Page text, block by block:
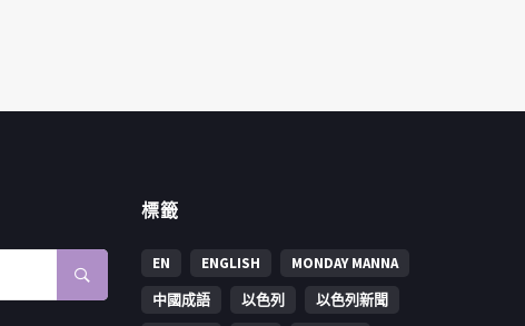
標籤
EN ENGLISH
MONDAY MANNA
中國成語
以色列
以色列新聞